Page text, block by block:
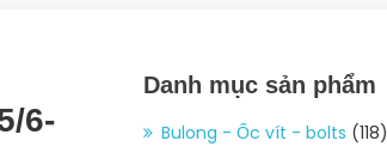
6-
Danh mục sản phẩm
Bulong - Ốc vít - bolts (118)